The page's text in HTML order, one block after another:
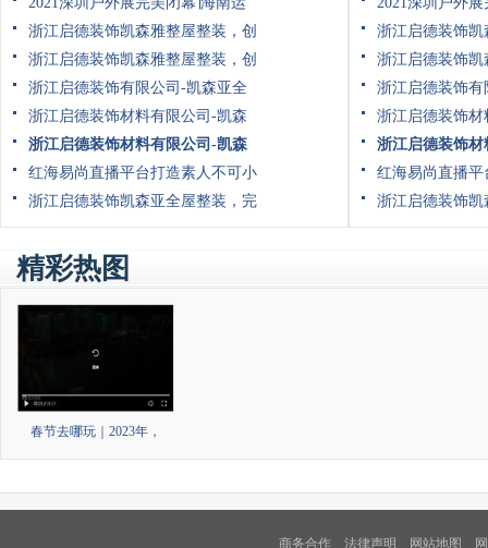
浙江启德装饰凯森雅整屋整装，创
浙江启德装饰凯森雅整屋整装，创
浙江启德装饰有限公司-凯森亚全
浙江启德装饰材料有限公司-凯森
浙江启德装饰材料有限公司-凯森
红海易尚直播平台打造素人不可小
浙江启德装饰凯森亚全屋整装，完
浙江启德装饰
浙江启德装饰
浙江启德装饰
浙江启德装饰
浙江启德装饰
红海易尚直播
浙江启德装饰
精彩热图
春节去哪玩｜2023年，
商务合作 法律声明 网站地图